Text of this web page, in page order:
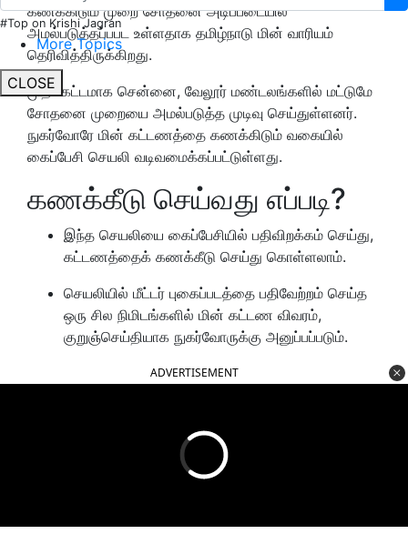
#Top on Krishi Jagran
More Topics
CLOSE
கணக்கிடும் முறை சோதனை அடிப்படையில்
அமல்படுத்தப்பபட உள்ளதாக தமிழ்நாடு மின் வாரியம்
தெரிவித்திருக்கிறது.
முதல்கட்டமாக சென்னை, வேலூர் மண்டலங்களில் மட்டுமே
சோதனை முறையை அமல்படுத்த முடிவு செய்துள்ளனர்.
நுகர்வோரே மின் கட்டணத்தை கணக்கிடும் வகையில்
கைப்பேசி செயலி வடிவமைக்கப்பட்டுள்ளது.
கணக்கீடு செய்வது எப்படி?
இந்த செயலியை கைப்பேசியில் பதிவிறக்கம் செய்து,
கட்டணத்தைக் கணக்கீடு செய்து கொள்ளலாம்.
செயலியில் மீட்டர் புகைப்படத்தை பதிவேற்றம் செய்த
ஒரு சில நிமிடங்களில் மின் கட்டண விவரம்,
குறுஞ்செய்தியாக நுகர்வோருக்கு அனுப்பப்படும்.
ADVERTISEMENT